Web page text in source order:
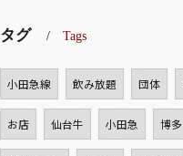
タグ Tags
小田急線 飲み放題 団体
お店 仙台牛 小田急 博多